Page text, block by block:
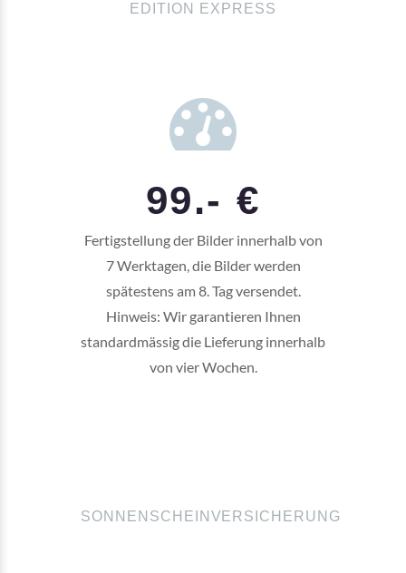
EDITION EXPRESS
99.- €
Fertigstellung der Bilder innerhalb von
7 Werktagen, die Bilder werden
spätestens am 8. Tag versendet.
Hinweis: Wir garantieren Ihnen
standardmässig die Lieferung innerhalb
von vier Wochen.
SONNENSCHEINVERSICHERUNG